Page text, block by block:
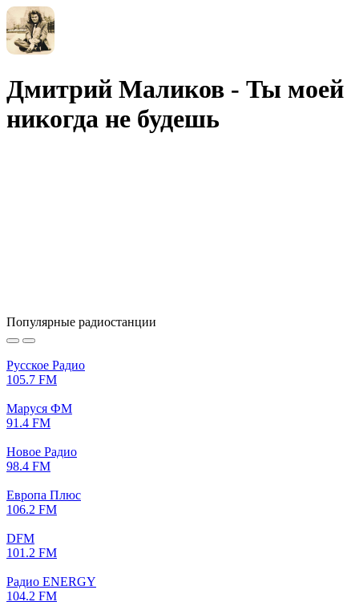
Дмитрий Маликов - Ты моей
никогда не будешь
Популярные радиостанции
Русское Радио
105.7 FM
Маруся ФМ
91.4 FM
Новое Радио
98.4 FM
Европа Плюс
106.2 FM
DFM
101.2 FM
Радио ENERGY
104.2 FM